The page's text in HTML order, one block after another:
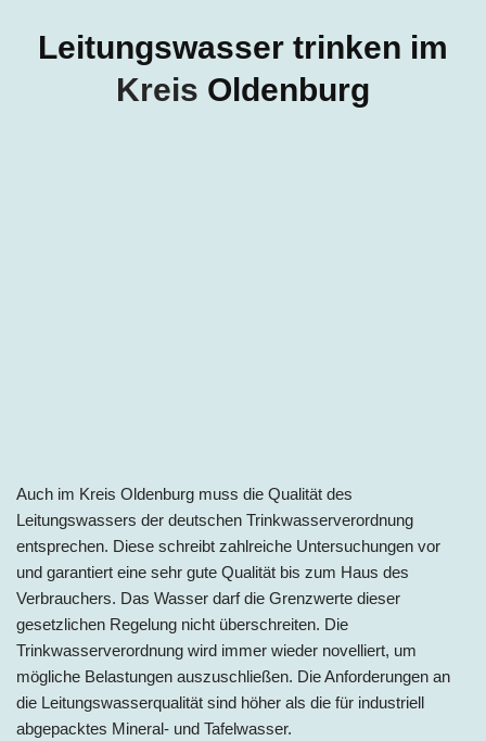
Leitungswasser trinken im
Kreis Oldenburg
Auch im Kreis Oldenburg muss die Qualität des
Leitungswassers der deutschen Trinkwasserverordnung
entsprechen. Diese schreibt zahlreiche Untersuchungen vor
und garantiert eine sehr gute Qualität bis zum Haus des
Verbrauchers. Das Wasser darf die Grenzwerte dieser
gesetzlichen Regelung nicht überschreiten. Die
Trinkwasserverordnung wird immer wieder novelliert, um
mögliche Belastungen auszuschließen. Die Anforderungen an
die Leitungswasserqualität sind höher als die für industriell
abgepacktes Mineral- und Tafelwasser.